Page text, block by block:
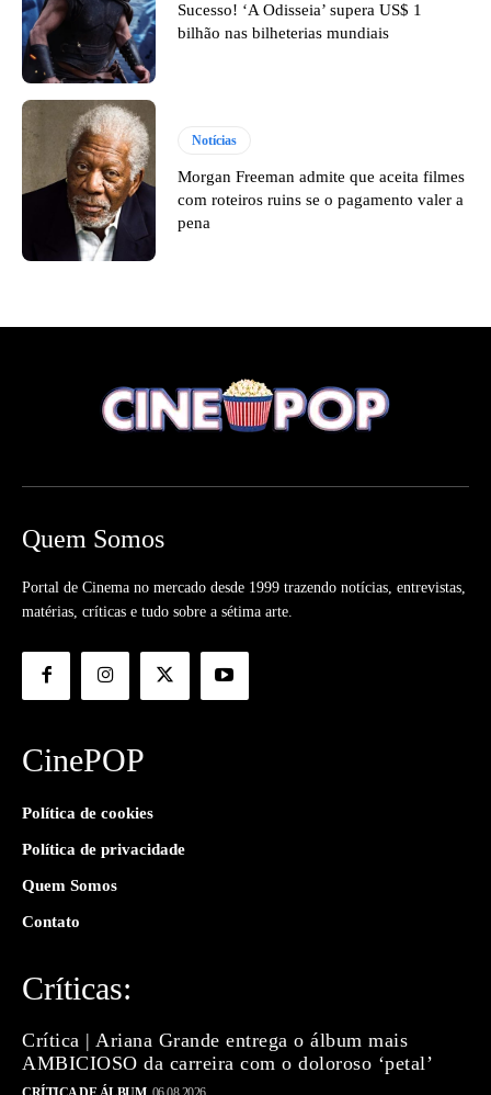
Sucesso! ‘A Odisseia’ supera US$ 1
bilhão nas bilheterias mundiais
Notícias
Morgan Freeman admite que aceita filmes
com roteiros ruins se o pagamento valer a
pena
Quem Somos
Portal de Cinema no mercado desde 1999 trazendo notícias, entrevistas,
matérias, críticas e tudo sobre a sétima arte.
CinePOP
Política de cookies
Política de privacidade
Quem Somos
Contato
Críticas:
Crítica | Ariana Grande entrega o álbum mais
AMBICIOSO da carreira com o doloroso ‘petal’